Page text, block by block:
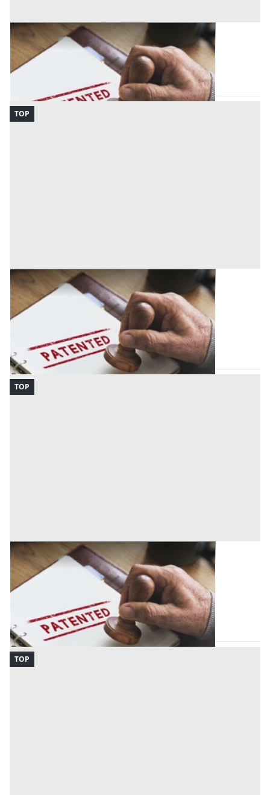
Brevetti all'asta a Milano
Milano
Codice asta:
9f3d5256
TOP
Brevetti all'asta a Milano
Offerta minima
200.000 €
Codice asta:AA1173605
Asta chiusa
TOP
Brevetti all'asta a Ancona
Offerta minima
500 €
Codice asta:AR434697060
Asta chiusa
TOP